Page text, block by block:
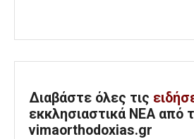
Διαβάστε όλες τις
εκκλησιαστικά ΝΕΑ από
vimaorthodoxias.gr